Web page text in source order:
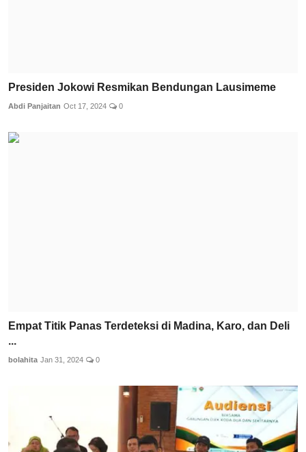
Presiden Jokowi Resmikan Bendungan Lausimeme
Abdi Panjaitan Oct 17, 2024 0
Empat Titik Panas Terdeteksi di Madina, Karo, dan Deli
...
bolahita Jan 31, 2024 0